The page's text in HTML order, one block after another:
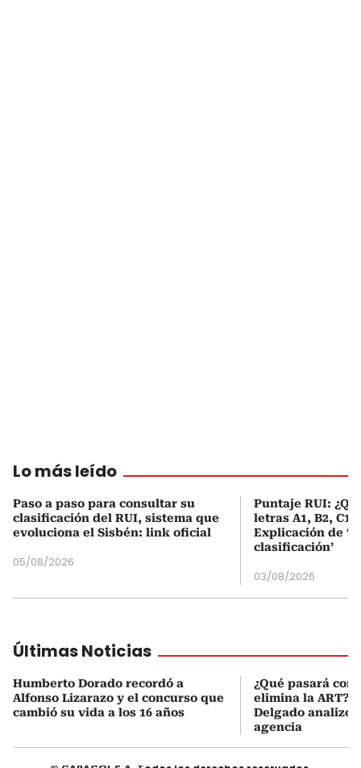
Lo más leído
Paso a paso para consultar su
clasificación del RUI, sistema que
evoluciona el Sisbén: link oficial
05/08/2026
Puntaje RUI:
letras A1, B2, C1
Explicación de
clasificación’
03/08/2026
Últimas Noticias
Humberto Dorado recordó a
Alfonso Lizarazo y el concurso que
cambió su vida a los 16 años
¿Qué pasará con
elimina la ART?
Delgado analizó
agencia